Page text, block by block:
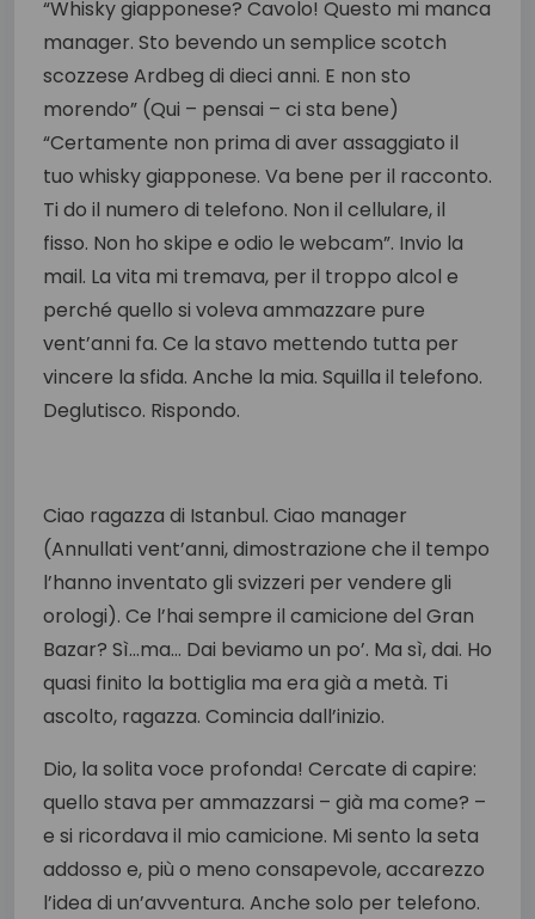
“Whisky giapponese? Cavolo! Questo mi manca
manager. Sto bevendo un semplice scotch
scozzese Ardbeg di dieci anni. E non sto
morendo” (Qui – pensai – ci sta bene)
“Certamente non prima di aver assaggiato il
tuo whisky giapponese. Va bene per il racconto.
Ti do il numero di telefono. Non il cellulare, il
fisso. Non ho skipe e odio le webcam”. Invio la
mail. La vita mi tremava, per il troppo alcol e
perché quello si voleva ammazzare pure
vent’anni fa. Ce la stavo mettendo tutta per
vincere la sfida. Anche la mia. Squilla il telefono.
Deglutisco. Rispondo.
Ciao ragazza di Istanbul. Ciao manager
(Annullati vent’anni, dimostrazione che il tempo
l’hanno inventato gli svizzeri per vendere gli
orologi). Ce l’hai sempre il camicione del Gran
Bazar? Sì…ma… Dai beviamo un po’. Ma sì, dai. Ho
quasi finito la bottiglia ma era già a metà. Ti
ascolto, ragazza. Comincia dall’inizio.
Dio, la solita voce profonda! Cercate di capire:
quello stava per ammazzarsi – già ma come? –
e si ricordava il mio camicione. Mi sento la seta
addosso e, più o meno consapevole, accarezzo
l’idea di un’avventura. Anche solo per telefono.